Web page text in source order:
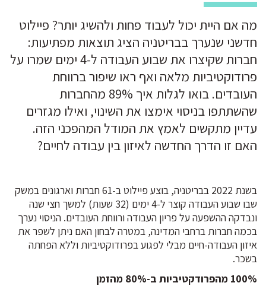
מה אם היית יכול לעבוד פחות ולהשיג יותר? פיילוט
חדשני שנערך בבריטניה הציג תוצאות מפתיעות:
חברות שקיצרו את שבוע העבודה ל-4 ימים שמרו על
פרודוקטיביות מלאה ואף ראו שיפור ברווחת
העובדים. בואו לגלות איך 89% מהחברות
שהשתתפו בניסוי אימצו את השינוי, ואילו מגזרים
עדיין מתקשים לאמץ את המודל המהפכני הזה.
האם זו הדרך החדשה לאיזון בין עבודה לחיים?
בשנת 2022 בבריטניה, בוצע פיילוט ב-61 חברות וארגונים במשק
שבו שבוע העבודה קוצר ל-4 ימים (32 שעות) למשך חצי שנה
ונבדקה ההשפעה על פריון העבודה ורווחת העובדים. הניסוי נערך
בכמה חברות ברחבי המדינה, במטרה לבחון האם ניתן לשפר את
איזון העבודה-חיים מבלי לפגוע בפרודוקטיביות וללא הפחתה
בשכר.
100% מהפרודקטיביות ב-80% מהזמן